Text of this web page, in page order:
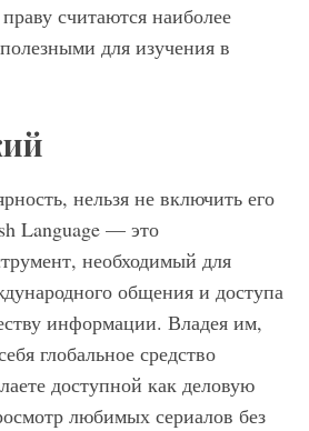
считаются наиболее
для изучения в
нельзя не включить его
Language — это
необходимый для
общения и доступа
информации. Владея им,
глобальное средство
доступной как деловую
любимых сериалов без